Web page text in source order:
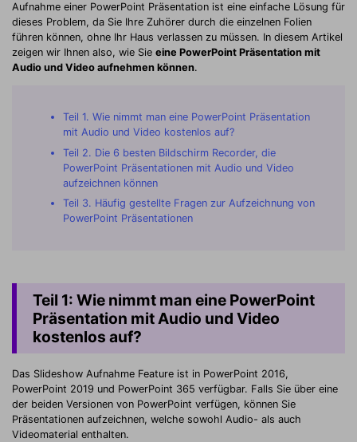
Aufnahme einer PowerPoint Präsentation ist eine einfache Lösung für
dieses Problem, da Sie Ihre Zuhörer durch die einzelnen Folien
führen können, ohne Ihr Haus verlassen zu müssen. In diesem Artikel
zeigen wir Ihnen also, wie Sie eine PowerPoint Präsentation mit
Audio und Video aufnehmen können.
Teil 1. Wie nimmt man eine PowerPoint Präsentation
mit Audio und Video kostenlos auf?
Teil 2. Die 6 besten Bildschirm Recorder, die
PowerPoint Präsentationen mit Audio und Video
aufzeichnen können
Teil 3. Häufig gestellte Fragen zur Aufzeichnung von
PowerPoint Präsentationen
Teil 1: Wie nimmt man eine PowerPoint
Präsentation mit Audio und Video
kostenlos auf?
Das Slideshow Aufnahme Feature ist in PowerPoint 2016,
PowerPoint 2019 und PowerPoint 365 verfügbar. Falls Sie über eine
der beiden Versionen von PowerPoint verfügen, können Sie
Präsentationen aufzeichnen, welche sowohl Audio- als auch
Videomaterial enthalten.